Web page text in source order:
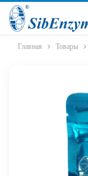
Главная Товары